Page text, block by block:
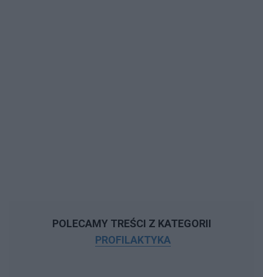
POLECAMY TREŚCI Z KATEGORII
PROFILAKTYKA